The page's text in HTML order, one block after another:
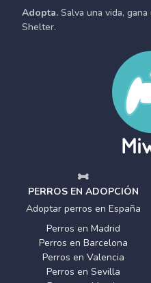
Adopta. Salva una vida,
Shelter.
PERROS EN ADOPCIÓN
Adoptar perros en España
Perros en Madrid
Perros en Barcelona
Perros en Valencia
Perros en Sevilla